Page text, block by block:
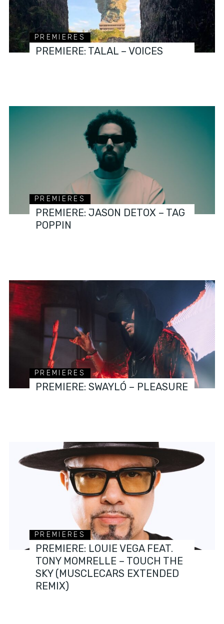
PREMIERES
PREMIERE: TALAL – VOICES
PREMIERES
PREMIERE: JASON DETOX – TAG
POPPIN
PREMIERES
PREMIERE: SWAYLÓ – PLEASURE
PREMIERES
PREMIERE: LOUIE VEGA FEAT.
TONY MOMRELLE – TOUCH THE
SKY (MUSCLECARS EXTENDED
REMIX)